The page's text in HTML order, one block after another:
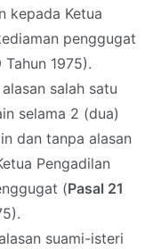
kepada Ketua
penggugat
1975).
salah satu
selama 2 (dua)
dan tanpa alasan
Pengadilan
(Pasal 21
suami-isteri